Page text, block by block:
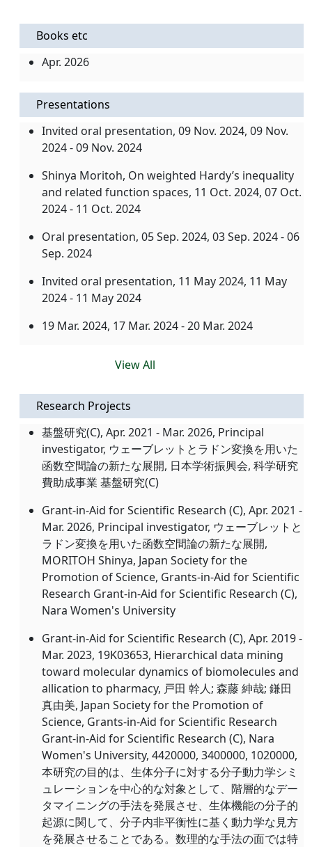
Books etc
Apr. 2026
Presentations
Invited oral presentation, 09 Nov. 2024, 09 Nov.
2024 - 09 Nov. 2024
Shinya Moritoh, On weighted Hardy’s inequality
and related function spaces, 11 Oct. 2024, 07 Oct.
2024 - 11 Oct. 2024
Oral presentation, 05 Sep. 2024, 03 Sep. 2024 - 06
Sep. 2024
Invited oral presentation, 11 May 2024, 11 May
2024 - 11 May 2024
19 Mar. 2024, 17 Mar. 2024 - 20 Mar. 2024
View All
Research Projects
基盤研究(C), Apr. 2021 - Mar. 2026, Principal
investigator, ウェーブレットとラドン変換を用いた
函数空間論の新たな展開, 日本学術振興会, 科学研究
費助成事業 基盤研究(C)
Grant-in-Aid for Scientific Research (C), Apr. 2021 -
Mar. 2026, Principal investigator, ウェーブレットと
ラドン変換を用いた函数空間論の新たな展開,
MORITOH Shinya, Japan Society for the
Promotion of Science, Grants-in-Aid for Scientific
Research Grant-in-Aid for Scientific Research (C),
Nara Women's University
Grant-in-Aid for Scientific Research (C), Apr. 2019 -
Mar. 2023, 19K03653, Hierarchical data mining
toward molecular dynamics of biomolecules and
allication to pharmacy, 戸田 幹人; 森藤 紳哉; 鎌田
真由美, Japan Society for the Promotion of
Science, Grants-in-Aid for Scientific Research
Grant-in-Aid for Scientific Research (C), Nara
Women's University, 4420000, 3400000, 1020000,
本研究の目的は、生体分子に対する分子動力学シミ
ュレーションを中心的な対象として、階層的なデー
タマイニングの手法を発展させ、生体機能の分子的
起源に関して、分子内非平衡性に基く動力学な見方
を発展させることである。数理的な手法の面では特